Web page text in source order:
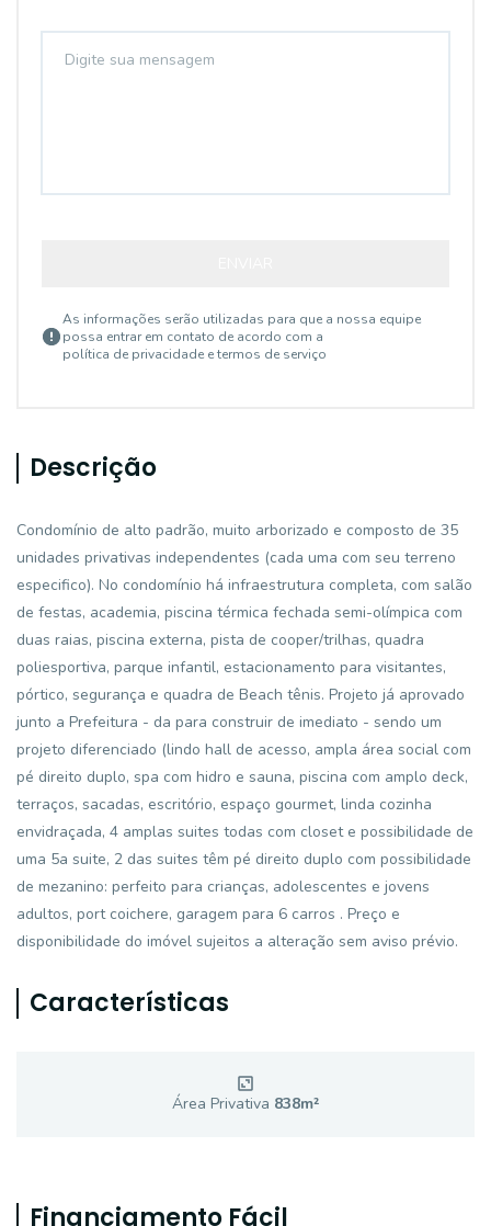
As informações serão utilizadas para que a nossa equipe
possa entrar em contato de acordo com a
política de privacidade e termos de serviço
Descrição
Condomínio de alto padrão, muito arborizado e composto de 35
unidades privativas independentes (cada uma com seu terreno
especifico). No condomínio há infraestrutura completa, com salão
de festas, academia, piscina térmica fechada semi-olímpica com
duas raias, piscina externa, pista de cooper/trilhas, quadra
poliesportiva, parque infantil, estacionamento para visitantes,
pórtico, segurança e quadra de Beach tênis. Projeto já aprovado
junto a Prefeitura - da para construir de imediato - sendo um
projeto diferenciado (lindo hall de acesso, ampla área social com
pé direito duplo, spa com hidro e sauna, piscina com amplo deck,
terraços, sacadas, escritório, espaço gourmet, linda cozinha
envidraçada, 4 amplas suites todas com closet e possibilidade de
uma 5a suite, 2 das suites têm pé direito duplo com possibilidade
de mezanino: perfeito para crianças, adolescentes e jovens
adultos, port coichere, garagem para 6 carros . Preço e
disponibilidade do imóvel sujeitos a alteração sem aviso prévio.
Características
Área Privativa 838m²
Financiamento Fácil